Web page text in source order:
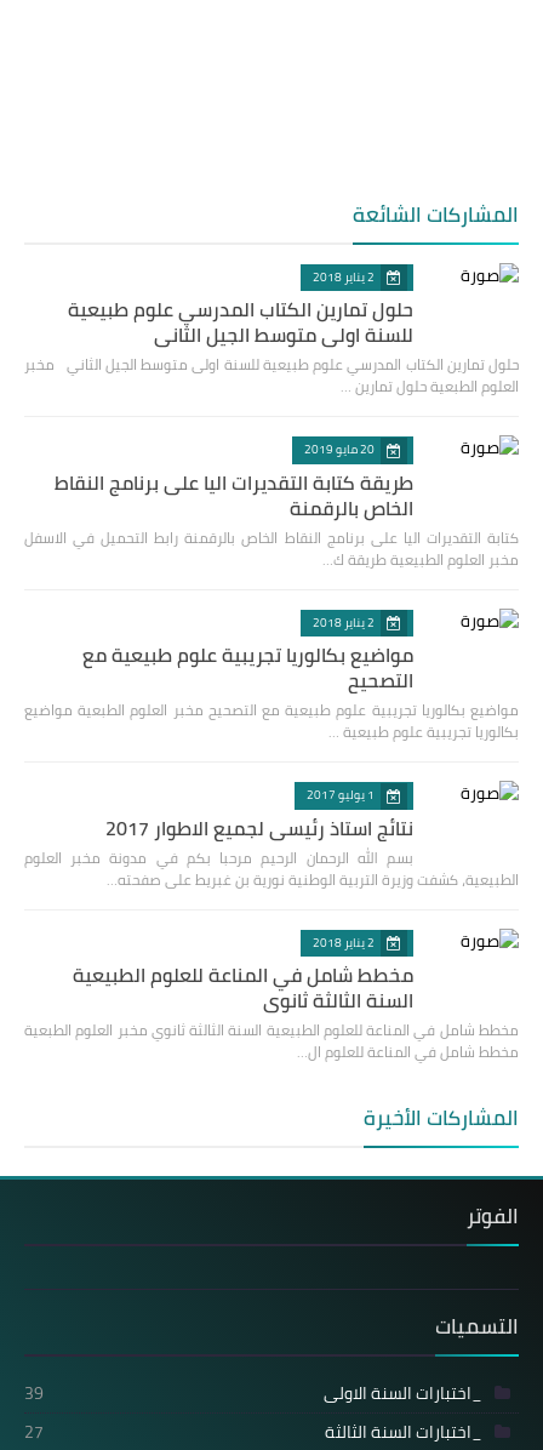
المشاركات الشائعة
2 يناير 2018
حلول تمارين الكتاب المدرسي علوم طبيعية
للسنة اولى متوسط الجيل الثاني
حلول تمارين الكتاب المدرسي علوم طبيعية للسنة اولى متوسط الجيل الثاني مخبر
العلوم الطبعية حلول تمارين …
20 مايو 2019
طريقة كتابة التقديرات اليا على برنامج النقاط
الخاص بالرقمنة
كتابة التقديرات اليا على برنامج النقاط الخاص بالرقمنة رابط التحميل في الاسفل
مخبر العلوم الطبيعية طريقة ك…
2 يناير 2018
مواضيع بكالوريا تجريبية علوم طبيعية مع
التصحيح
مواضيع بكالوريا تجريبية علوم طبيعية مع التصحيح مخبر العلوم الطبعية مواضيع
بكالوريا تجريبية علوم طبيعية …
1 يوليو 2017
نتائج استاذ رئيسي لجميع الاطوار 2017
بسم الله الرحمان الرحيم مرحبا بكم في مدونة مخبر العلوم
الطبيعية، كشفت وزيرة التربية الوطنية نورية بن غبريط على صفحته…
2 يناير 2018
مخطط شامل في المناعة للعلوم الطبيعية
السنة الثالثة ثانوي
مخطط شامل في المناعة للعلوم الطبيعية السنة الثالثة ثانوي مخبر العلوم الطبعية
مخطط شامل في المناعة للعلوم ال…
المشاركات الأخيرة
الفوتر
التسميات
_اختبارات السنة الاولى
39
_اختبارات السنة الثالثة
27